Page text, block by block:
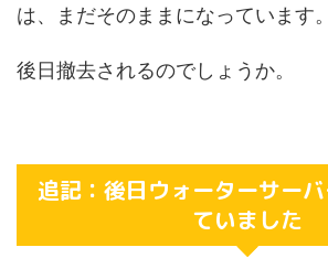
は、まだそのままになっています。
後日撤去されるのでしょうか。
追記：後日ウォーターサー
ていました